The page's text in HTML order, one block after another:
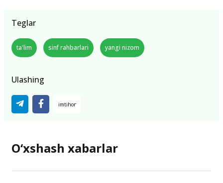
Teglar
ta'lim sinf rahbarlari yangi nizom
Ulashing
O‘xshash xabarlar